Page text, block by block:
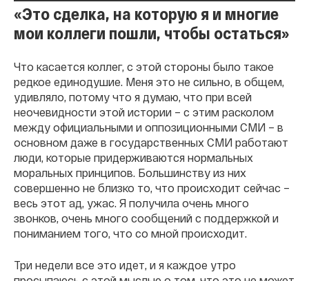
«Это сделка, на которую я и многие
мои коллеги пошли, чтобы остаться»
Что касается коллег, с этой стороны было такое
редкое единодушие. Меня это не сильно, в общем,
удивляло, потому что я думаю, что при всей
неочевидности этой истории – с этим расколом
между официальными и оппозиционными СМИ – в
основном даже в государственных СМИ работают
люди, которые придерживаются нормальных
моральных принципов. Большинству из них
совершенно не близко то, что происходит сейчас –
весь этот ад, ужас. Я получила очень много
звонков, очень много сообщений с поддержкой и
пониманием того, что со мной происходит.
Три недели все это идет, и я каждое утро